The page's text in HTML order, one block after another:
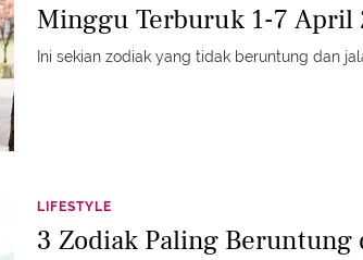
Minggu Terburuk 1-7 April
Ini sekian zodiak yang tidak beruntung dan
LIFESTYLE
3 Zodiak Paling Beruntung